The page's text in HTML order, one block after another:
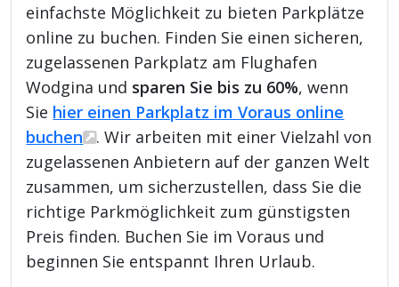
einfachste Möglichkeit zu bieten Parkplätze
online zu buchen. Finden Sie einen sicheren,
zugelassenen Parkplatz am Flughafen
Wodgina und sparen Sie bis zu 60%, wenn
Sie hier einen Parkplatz im Voraus online
buchen
. Wir arbeiten mit einer Vielzahl von
zugelassenen Anbietern auf der ganzen Welt
zusammen, um sicherzustellen, dass Sie die
richtige Parkmöglichkeit zum günstigsten
Preis finden. Buchen Sie im Voraus und
beginnen Sie entspannt Ihren Urlaub.